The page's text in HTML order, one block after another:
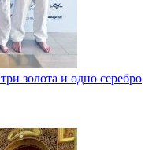
золота и одно серебро